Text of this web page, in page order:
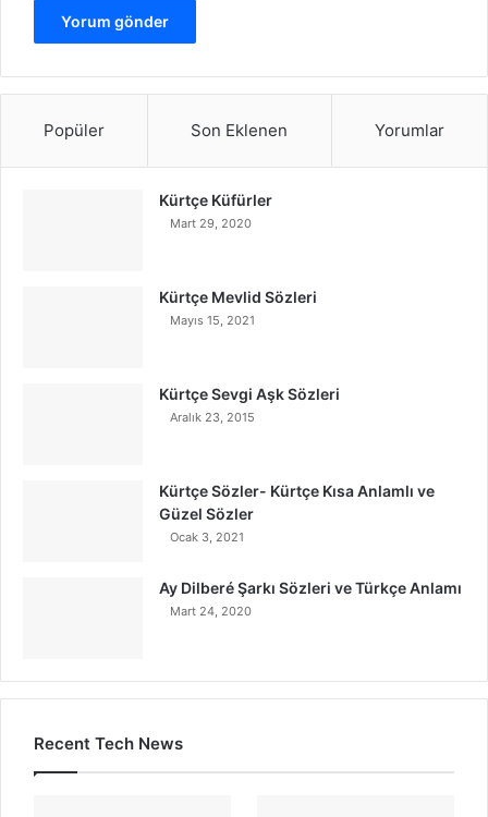
Popüler Son Eklenen Yorumlar
Kürtçe Küfürler
Mart 29, 2020
Kürtçe Mevlid Sözleri
Mayıs 15, 2021
Kürtçe Sevgi Aşk Sözleri
Aralık 23, 2015
Kürtçe Sözler- Kürtçe Kısa Anlamlı ve
Güzel Sözler
Ocak 3, 2021
Ay Dilberé Şarkı Sözleri ve Türkçe Anlamı
Mart 24, 2020
Recent Tech News